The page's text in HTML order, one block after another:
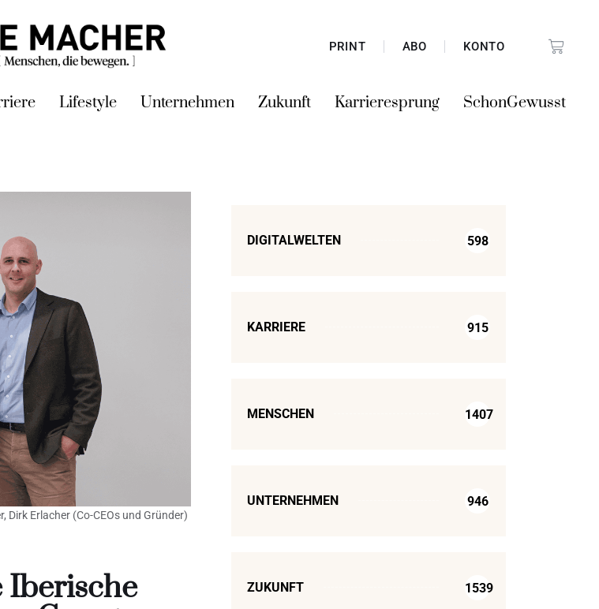
PRINT ABO KONTO
Lifestyle Unternehmen Zukunft Karrieresprung SchonGewusst
Erlacher (Co-CEOs und Gründer)
Iberische
DIGITALWELTEN 598
KARRIERE 915
MENSCHEN 1407
UNTERNEHMEN 946
ZUKUNFT 1539